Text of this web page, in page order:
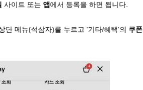
사이트 또는 앱에서 등록을 하면 됩니다.
단 메뉴(석삼자)를 누르고 '기타/혜택'의 쿠폰